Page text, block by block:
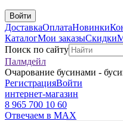
Войти
ДоставкаОплатаНовинки
КаталогМои заказыСкидки
Поиск по сайту
Палмдейл
Очарование бусинами -
РегистрацияВойти
интернет-магазин
8 965 700 10 60
Отвечаем в MAX